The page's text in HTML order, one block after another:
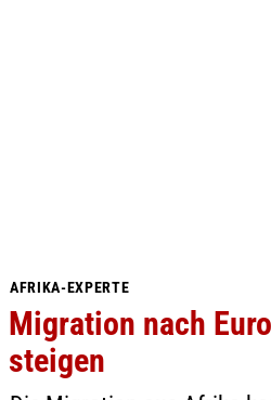
AFRIKA-EXPERTE
Migration nach
steigen